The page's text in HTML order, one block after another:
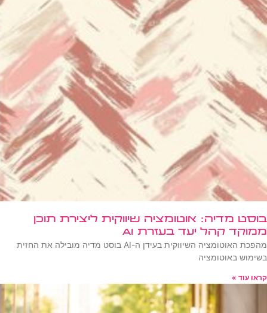
בוסט מדיה: אוטומציה שיווקית ליצירת תוכן
ממוקד קהל יעד בעזרת AI
מהפכת האוטומציה השיווקית בעידן ה-AI בוסט מדיה מובילה את החזית
בשימוש באוטומציה
קראו עוד »